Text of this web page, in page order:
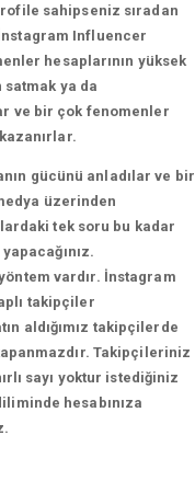
sahipseniz sıradan
Influencer
hesaplarının yüksek
satmak ya da
ve bir çok fenomenler
gücünü anladılar ve bir
üzerinden
tek soru bu kadar
vardır. İnstagram
takipçiler
aldığımız takipçilerde
Takipçileriniz
sayı yoktur istediğiniz
hesabınıza